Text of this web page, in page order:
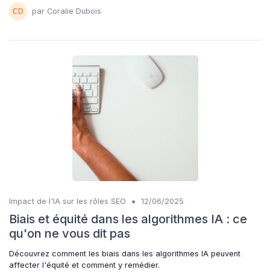
par Coralie Dubois
Impact de l'IA sur les rôles SEO • 12/06/2025
Biais et équité dans les algorithmes IA : ce
qu'on ne vous dit pas
Découvrez comment les biais dans les algorithmes IA peuvent
affecter l'équité et comment y remédier.